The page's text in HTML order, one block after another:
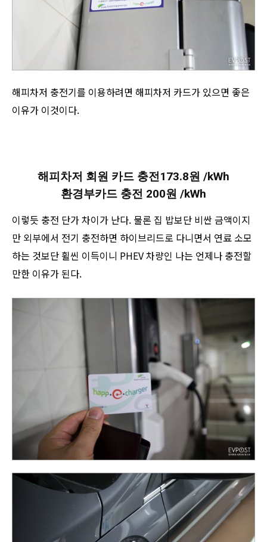
해피차저 충전기를 이용하려면 해피차저 카드가 있으면 좋은
이유가 이것이다.
해피차저 회원 카드 충전173.8원 /kWh
환경부카드 충전 200원 /kWh
이렇듯 충전 단가 차이가 난다. 물론 집 밥보단 비싼 금액이지
만 외부에서 전기 충전하면 하이브리드로 다니면서 연료 소모
하는 것보단 휠씬 이득이니 PHEV 차량인 나는 언제나 충전할
만한 이유가 된다.